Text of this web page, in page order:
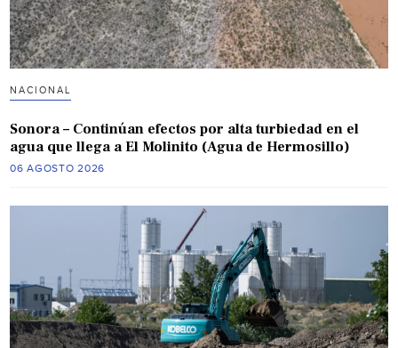
NACIONAL
Sonora – Continúan efectos por alta turbiedad en el
agua que llega a El Molinito (Agua de Hermosillo)
06 AGOSTO 2026